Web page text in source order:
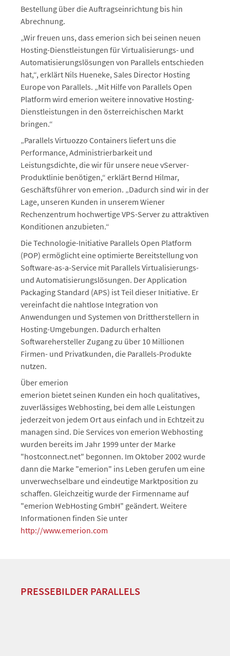
Bestellung über die Auftragseinrichtung bis hin
Abrechnung.
„Wir freuen uns, dass emerion sich bei seinen neuen
Hosting-Dienstleistungen für Virtualisierungs- und
Automatisierungslösungen von Parallels entschieden
hat,“, erklärt Nils Hueneke, Sales Director Hosting
Europe von Parallels. „Mit Hilfe von Parallels Open
Platform wird emerion weitere innovative Hosting-
Dienstleistungen in den österreichischen Markt
bringen.“
„Parallels Virtuozzo Containers liefert uns die
Performance, Administrierbarkeit und
Leistungsdichte, die wir für unsere neue vServer-
Produktlinie benötigen,“ erklärt Bernd Hilmar,
Geschäftsführer von emerion. „Dadurch sind wir in der
Lage, unseren Kunden in unserem Wiener
Rechenzentrum hochwertige VPS-Server zu attraktiven
Konditionen anzubieten.“
Die Technologie-Initiative Parallels Open Platform
(POP) ermöglicht eine optimierte Bereitstellung von
Software-as-a-Service mit Parallels Virtualisierungs-
und Automatisierungslösungen. Der Application
Packaging Standard (APS) ist Teil dieser Initiative. Er
vereinfacht die nahtlose Integration von
Anwendungen und Systemen von Drittherstellern in
Hosting-Umgebungen. Dadurch erhalten
Softwarehersteller Zugang zu über 10 Millionen
Firmen- und Privatkunden, die Parallels-Produkte
nutzen.
Über emerion
emerion bietet seinen Kunden ein hoch qualitatives,
zuverlässiges Webhosting, bei dem alle Leistungen
jederzeit von jedem Ort aus einfach und in Echtzeit zu
managen sind. Die Services von emerion Webhosting
wurden bereits im Jahr 1999 unter der Marke
"hostconnect.net" begonnen. Im Oktober 2002 wurde
dann die Marke "emerion" ins Leben gerufen um eine
unverwechselbare und eindeutige Marktposition zu
schaffen. Gleichzeitig wurde der Firmenname auf
"emerion WebHosting GmbH" geändert. Weitere
Informationen finden Sie unter
http://www.emerion.com
PRESSEBILDER PARALLELS